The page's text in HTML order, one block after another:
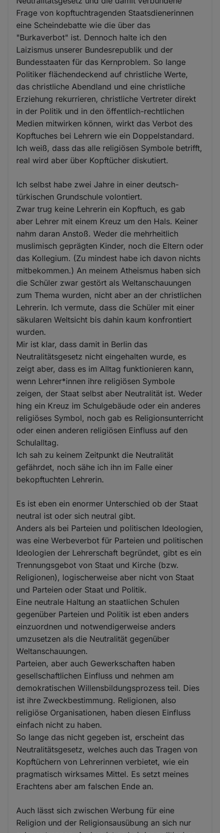
Frage von kopftuchtragenden Staatsdienerinnen
eine Scheindebatte wie die über das
"Burkaverbot" ist. Dennoch halte ich den
Laizismus unserer Bundesrepublik und der
Bundesstaaten für das Kernproblem. So lange
Politiker flächendeckend auf christliche Werte,
das christliche Abendland und eine christliche
Erziehung rekurrieren, christliche Vertreter direkt
in der Politik und in den öffentlich-rechtlichen
Medien mitwirken können, wirkt das Verbot des
Kopftuches bei Lehrern wie ein Doppelstandard.
Ich weiß, dass das alle religiösen Symbole betrifft,
real wird aber über Kopftücher diskutiert.
Ich selbst habe zwei Jahre in einer deutsch-
türkischen Grundschule volontiert.
Zwar trug keine Lehrerin ein Kopftuch, es gab
aber Lehrer mit einem Kreuz um den Hals. Keiner
nahm daran Anstoß. Weder die mehrheitlich
muslimisch geprägten Kinder, noch die Eltern oder
das Kollegium. (Zu mindest habe ich davon nichts
mitbekommen.) An meinem Atheismus haben sich
die Schüler zwar gestört als Weltanschauungen
zum Thema wurden, nicht aber an der christlichen
Lehrerin. Ich vermute, dass die Schüler mit einer
säkularen Weltsicht bis dahin kaum konfrontiert
wurden.
Mir ist klar, dass damit in Berlin das
Neutralitätsgesetz nicht eingehalten wurde, es
zeigt aber, dass es im Alltag funktionieren kann,
wenn Lehrer*innen ihre religiösen Symbole
zeigen, der Staat selbst aber Neutralität ist. Weder
hing ein Kreuz im Schulgebäude oder ein anderes
religiöses Symbol, noch gab es Religionsunterricht
oder einen anderen religiösen Einfluss auf den
Schulalltag.
Ich sah zu keinem Zeitpunkt die Neutralität
gefährdet, noch sähe ich ihn im Falle einer
bekopftuchten Lehrerin.
Es ist eben ein enormer Unterschied ob der Staat
neutral ist oder sich neutral gibt.
Anders als bei Parteien und politischen Ideologien,
was eine Werbeverbot für Parteien und politischen
Ideologien der Lehrerschaft begründet, gibt es ein
Trennungsgebot von Staat und Kirche (bzw.
Religionen), logischerweise aber nicht von Staat
und Parteien oder Staat und Politik.
Eine neutrale Haltung an staatlichen Schulen
gegenüber Parteien und Politik ist eben anders
einzuordnen und notwendigerweise anders
umzusetzen als die Neutralität gegenüber
Weltanschauungen.
Parteien, aber auch Gewerkschaften haben
gesellschaftlichen Einfluss und nehmen am
demokratischen Willensbildungsprozess teil. Dies
ist ihre Zweckbestimmung. Religionen, also
religiöse Organisationen, haben diesen Einfluss
einfach nicht zu haben.
So lange das nicht gegeben ist, erscheint das
Neutralitätsgesetz, welches auch das Tragen von
Kopftüchern von Lehrerinnen verbietet, wie ein
pragmatisch wirksames Mittel. Es setzt meines
Erachtens aber am falschen Ende an.
Auch lässt sich zwischen Werbung für eine
Religion und der Religionsausübung an sich nur